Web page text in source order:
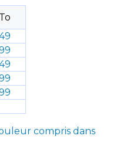
To
compris dans